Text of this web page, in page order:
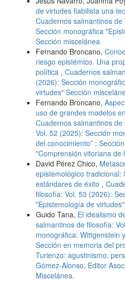
de virtudes fiabilista una
Cuadernos salmantinos
Sección monográfica
Sección miscelánea
Fernando Broncano,
riesgo epistémico. Una
política , Cuadernos
(2026): Sección
virtudes" Sección
Fernando Broncano,
uso de grandes modelos
Cuadernos salmantinos
Vol. 52 (2025): Sección
del conocimiento” ;
"Comprensión vitoriana de
David Pérez Chico,
epistemológico tradicional:
estándares de éxito ,
filosofía: Vol. 53 (2026):
"Epistemología de
Guido Tana, El idealismo
salmantinos de filosofía:
monográfica: Wittgenstein
Sección en memoria del
Turienzo: agustinismo,
Gómez-Alonso, Editor
Miscelánea.